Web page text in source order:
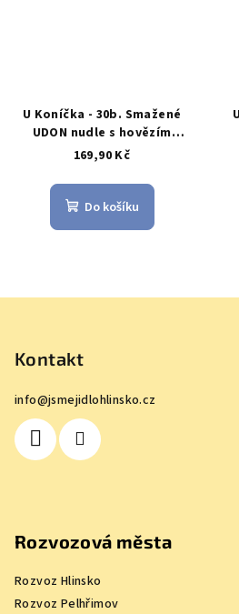
U Koníčka - 30b. Smažené
UDON nudle s hovězím
masem
169,90 Kč
Do košíku
Kontakt
info@jsmejidlohlinsko.cz
Rozvozová města
Rozvoz Hlinsko
Rozvoz Pelhřimov